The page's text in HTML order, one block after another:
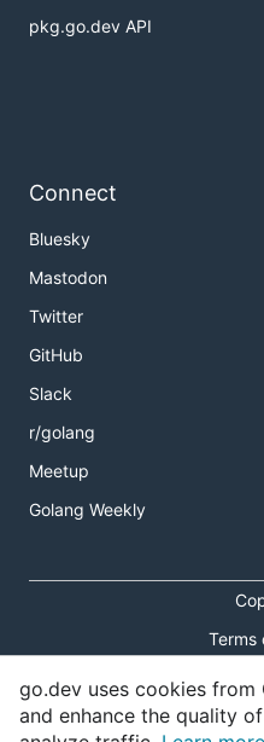
pkg.go.dev API
Connect
Bluesky
Mastodon
Twitter
GitHub
Slack
r/golang
Meetup
Golang Weekly
Terms
go.dev uses cookies
and enhance the quality